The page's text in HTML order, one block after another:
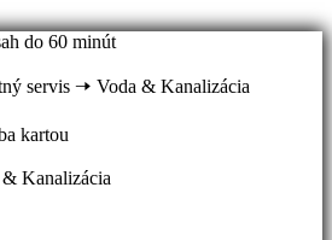
do 60 minút
servis 🠢 Voda & Kanalizácia
kartou
Kanalizácia